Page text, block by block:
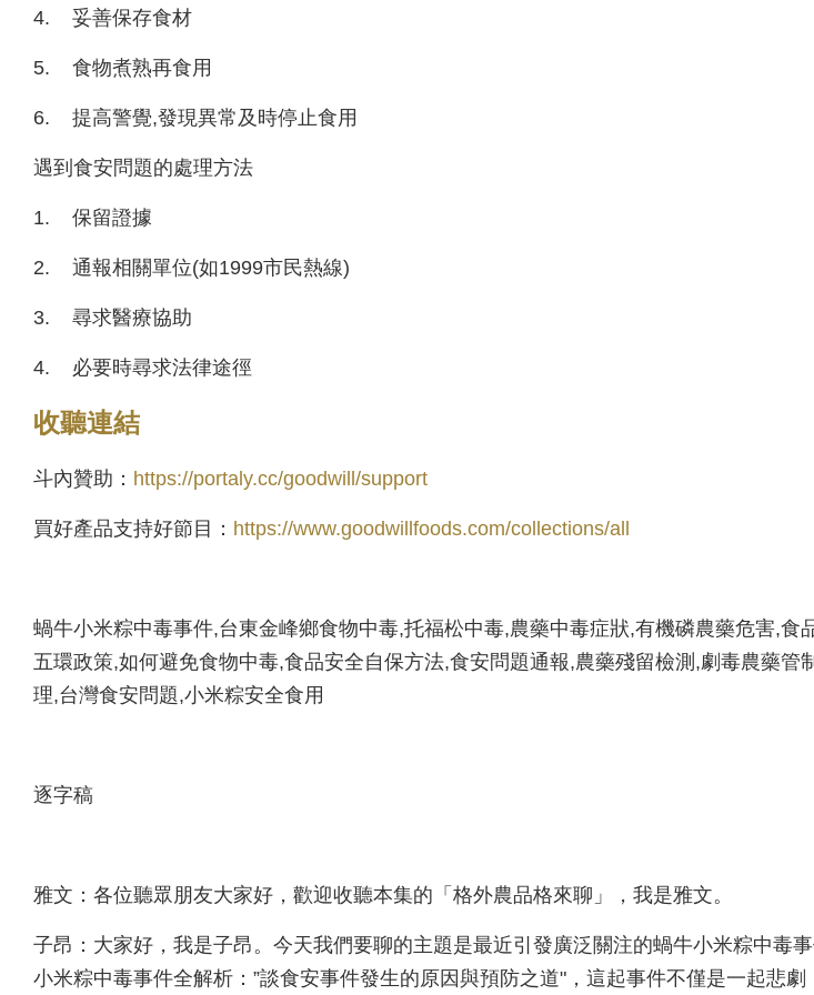
4. 妥善保存食材
5. 食物煮熟再食用
6. 提高警覺,發現異常及時停止食用
遇到食安問題的處理方法
1. 保留證據
2. 通報相關單位(如1999市民熱線)
3. 尋求醫療協助
4. 必要時尋求法律途徑
收聽連結
斗內贊助： https://portaly.cc/goodwill/support
買好產品支持好節目： https://www.goodwillfoods.com/collections/all
蝸牛小米粽中毒事件,台東金峰鄉食物中毒,托福松中毒,農藥中毒症狀,有機磷農藥危害,食
五環政策,如何避免食物中毒,食品安全自保方法,食安問題通報,農藥殘留檢測,劇毒農藥管
理,台灣食安問題,小米粽安全食用
逐字稿
雅文：各位聽眾朋友大家好，歡迎收聽本集的「格外農品格來聊」，我是雅文。
子昂：大家好，我是子昂。今天我們要聊的主題是最近引發廣泛關注的蝸牛小米粽中毒
小米粽中毒事件全解析：”談食安事件發生的原因與預防之道"，這起事件不僅是一起悲劇